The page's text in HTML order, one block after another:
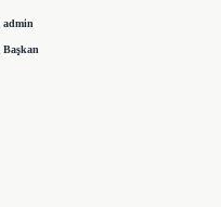
admin
Başkan